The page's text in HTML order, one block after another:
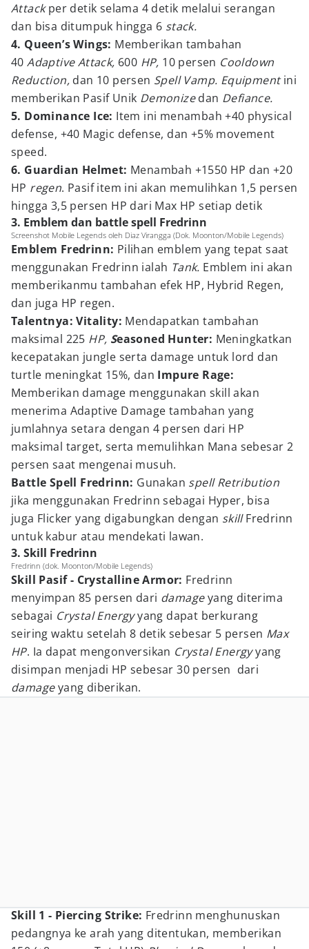
Attackper detik selama 4 detik melalui serangan
dan bisa ditumpuk hingga 6 stack.
4. Queen’s Wings: Memberikan tambahan
40Adaptive Attack, 600 HP, 10 persen Cooldown
Reduction, dan 10 persen Spell Vamp. Equipmentini
memberikan Pasif Unik Demonizedan Defiance.
5. Dominance Ice: Item ini menambah +40 physical
defense, +40 Magic defense, dan +5% movement
speed.
6. Guardian Helmet: Menambah +1550 HP dan +20
HP regen. Pasif item ini akan memulihkan 1,5 persen
hingga 3,5 persen HP dari Max HP setiap detik
3. Emblem dan battle spell Fredrinn
Screenshot Mobile Legends oleh Diaz Virangga (Dok. Moonton/Mobile Legends)
Emblem Fredrinn: Pilihan emblem yang tepat saat
menggunakan Fredrinn ialah Tank. Emblem ini akan
memberikanmu tambahan efek HP, Hybrid Regen,
dan juga HP regen.
Talentnya: Vitality: Mendapatkan tambahan
maksimal 225 HP, Seasoned Hunter: Meningkatkan
kecepatakan jungle serta damage untuk lord dan
turtle meningkat 15%, dan Impure Rage:
Memberikan damage menggunakan skill akan
menerima Adaptive Damage tambahan yang
jumlahnya setara dengan 4 persen dari HP
maksimal target, serta memulihkan Mana sebesar 2
persen saat mengenai musuh.
Battle Spell Fredrinn: Gunakan spell Retribution
jika menggunakan Fredrinn sebagai Hyper, bisa
juga Flicker yang digabungkan dengan skillFredrinn
untuk kabur atau mendekati lawan.
3. Skill Fredrinn
Fredrinn (dok. Moonton/Mobile Legends)
Skill Pasif - Crystalline Armor: Fredrinn
menyimpan 85 persen dari damageyang diterima
sebagai Crystal Energyyang dapat berkurang
seiring waktu setelah 8 detik sebesar 5 persen Max
HP. Ia dapat mengonversikan Crystal Energyyang
disimpan menjadi HP sebesar 30 persen dari
damageyang diberikan.
Skill 1 - Piercing Strike: Fredrinn menghunuskan
pedangnya ke arah yang ditentukan, memberikan